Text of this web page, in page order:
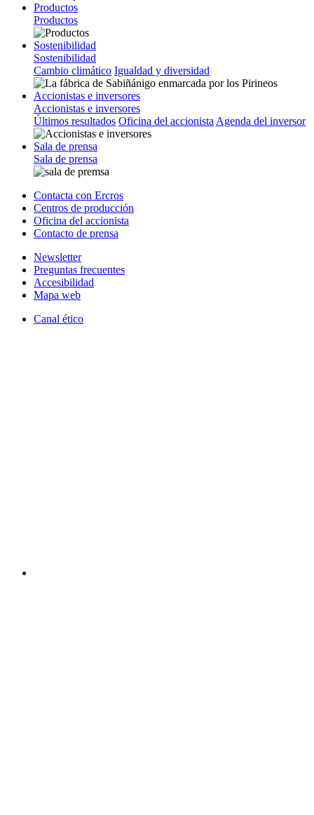
Productos
Productos
Sostenibilidad
Sostenibilidad
Cambio climático Igualdad y diversidad
Accionistas e inversores
Accionistas e inversores
Últimos resultados Oficina del accionista Agenda del inversor
Sala de prensa
Sala de prensa
Contacta con Ercros
Centros de producción
Oficina del accionista
Contacto de prensa
Newsletter
Preguntas frecuentes
Accesibilidad
Mapa web
Canal ético